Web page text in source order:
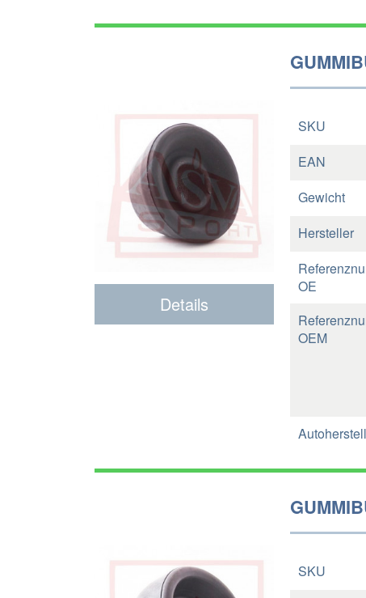
Details
SKU
EAN
Gewicht
Hersteller
OE
OEM
SKU